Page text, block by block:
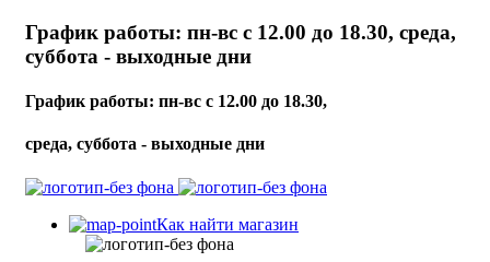
График работы: пн-вс с 12.00 до 18.30, среда,
суббота - выходные дни
График работы: пн-вс с 12.00 до 18.30,
среда, суббота - выходные дни
Как найти магазин